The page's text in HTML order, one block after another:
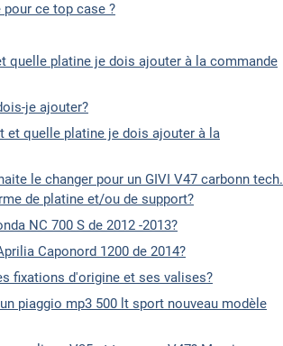
ce top case ?
quelle platine je dois ajouter à la commande
je ajouter?
et quelle platine je dois ajouter à la
le changer pour un GIVI V47 carbonn tech.
de platine et/ou de support?
NC 700 S de 2012 -2013?
Caponord 1200 de 2014?
fixations d'origine et ses valises?
piaggio mp3 500 lt sport nouveau modèle